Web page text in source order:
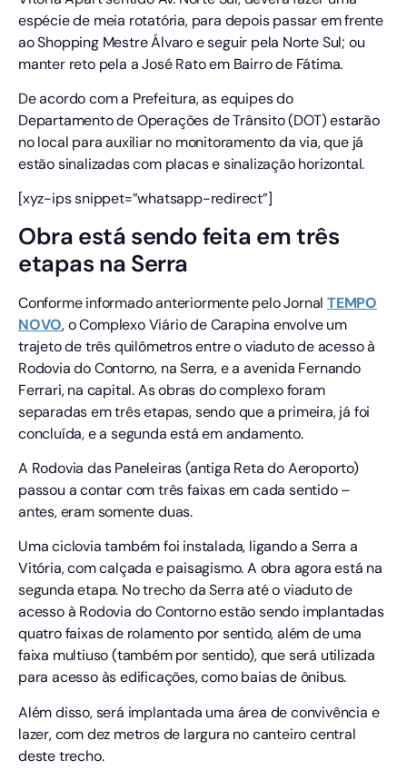
espécie de meia rotatória, para depois passar em frente
ao Shopping Mestre Álvaro e seguir pela Norte Sul; ou
manter reto pela a José Rato em Bairro de Fátima.
De acordo com a Prefeitura, as equipes do
Departamento de Operações de Trânsito (DOT) estarão
no local para auxiliar no monitoramento da via, que já
estão sinalizadas com placas e sinalização horizontal.
[xyz-ips snippet=”whatsapp-redirect”]
Obra está sendo feita em três
etapas na Serra
Conforme informado anteriormente pelo Jornal TEMPO
NOVO, o Complexo Viário de Carapina envolve um
trajeto de três quilômetros entre o viaduto de acesso à
Rodovia do Contorno, na Serra, e a avenida Fernando
Ferrari, na capital. As obras do complexo foram
separadas em três etapas, sendo que a primeira, já foi
concluída, e a segunda está em andamento.
A Rodovia das Paneleiras (antiga Reta do Aeroporto)
passou a contar com três faixas em cada sentido –
antes, eram somente duas.
Uma ciclovia também foi instalada, ligando a Serra a
Vitória, com calçada e paisagismo. A obra agora está na
segunda etapa. No trecho da Serra até o viaduto de
acesso à Rodovia do Contorno estão sendo implantadas
quatro faixas de rolamento por sentido, além de uma
faixa multiuso (também por sentido), que será utilizada
para acesso às edificações, como baias de ônibus.
Além disso, será implantada uma área de convivência e
lazer, com dez metros de largura no canteiro central
deste trecho.